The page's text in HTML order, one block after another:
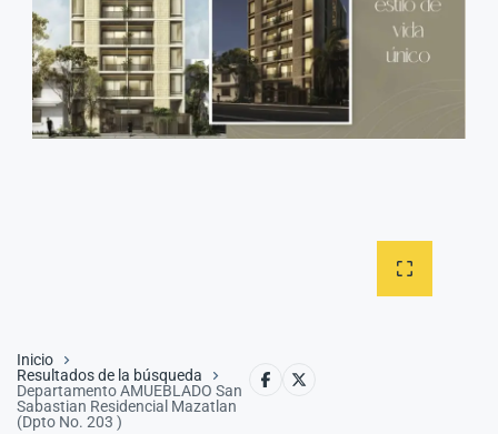
Inicio
Resultados de la búsqueda
Departamento AMUEBLADO San
Sabastian Residencial Mazatlan
(Dpto No. 203 )